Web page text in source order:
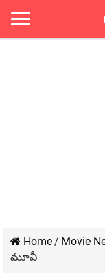
Home/ Movie
మూవీ